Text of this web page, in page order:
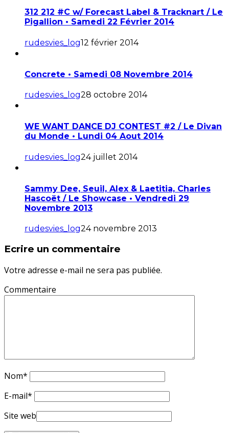
312 212 #C w/ Forecast Label & Tracknart / Le
Pigallion • Samedi 22 Février 2014
rudesvies_log12 février 2014
Concrete • Samedi 08 Novembre 2014
rudesvies_log28 octobre 2014
WE WANT DANCE DJ CONTEST #2 / Le Divan
du Monde • Lundi 04 Aout 2014
rudesvies_log24 juillet 2014
Sammy Dee, Seuil, Alex & Laetitia, Charles
Hascoët / Le Showcase • Vendredi 29
Novembre 2013
rudesvies_log24 novembre 2013
Ecrire un commentaire
Votre adresse e-mail ne sera pas publiée.
Commentaire
Nom*
E-mail*
Site web